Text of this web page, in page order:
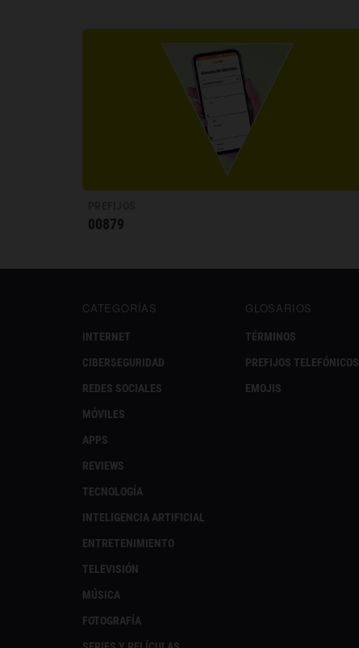
00879
CATEGORÍAS
INTERNET
CIBERSEGURIDAD
REDES SOCIALES
MÓVILES
APPS
REVIEWS
TECNOLOGÍA
INTELIGENCIA ARTIFICIAL
ENTRETENIMIENTO
TELEVISIÓN
MÚSICA
FOTOGRAFÍA
GLOSARIOS
TÉRMINOS
PREFIJOS TELEFÓNICOS
EMOJIS